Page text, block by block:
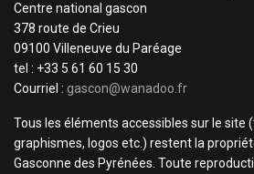
Centre national gascon
378 route de Crieu
09100 Villeneuve du Paréage
tel : +33 5 61 60 15 30
Courriel : gascon@wanadoo.fr
Tous les éléments accessibles sur le site
graphismes, logos etc.) restent la
Gasconne des Pyrénées. Toute